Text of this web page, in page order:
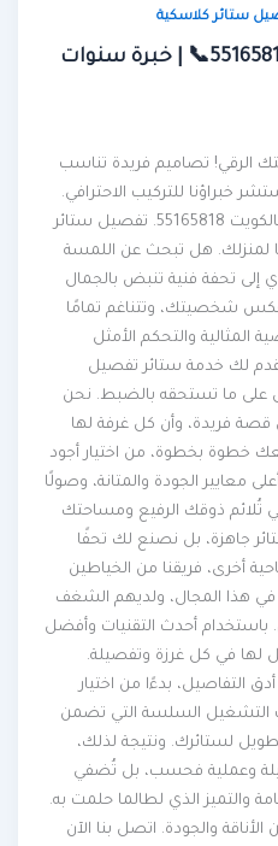
كلاسكية
ستائر تفصيل بالكويت 55165818📞 | خبرة سنوات
تصاميم فريدة تناسب
للتركيب الاحترافي.
للاستفسار اتصل من أي مكان بالكويت 55165818. تفصيل ستائر
هل تبحث عن اللمسة
تحفة فنية تنبض بالجمال
شخصيتك، وتتناغم تمامًا
والتحكم الأمثل
لك خدمة ستائر تفصيل
ما تستحقه بالضبط. نحن
فريدة، وأن كل غرفة لها
بخطوة، من اختيار أجود
معايير الجودة والمتانة، وصولًا
ذوقك الرفيع ومساحتك
جاهزة، بل نصنع لك تحفًا
أخرى، فريقنا من الخياطين
المجال، ولديهم الشغف
أحدث التقنيات وأفضل
في كل غرزة وتفصيلة.
التفاصيل، بدءًا من اختيار
التشغيل السلسة التي تضمن
لستائرك. ونتيجة لذلك،
فحسب، بل تُضفي
الذي لطالما حلمت به.
والجودة. اتصل بنا الآن